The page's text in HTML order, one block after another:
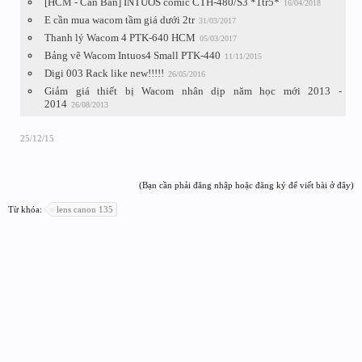
16/04/2018
E cần mua wacom tầm giá dưới 2tr 31/03/2017
Thanh lý Wacom 4 PTK-640 HCM 05/03/2017
Bảng vẽ Wacom Intuos4 Small PTK-440 11/11/2015
Digi 003 Rack like new!!!!! 26/05/2016
Giảm giá thiết bị Wacom nhân dịp năm học mới 2013 -
2014 26/08/2013
25/12/15
(Bạn cần phải đăng nhập hoặc đăng ký để viết bài ở đây)
Từ khóa: lens canon 135